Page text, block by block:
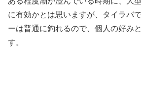
に有効かとは思いますが、タイラバ
ーは普通に釣れるので、個人の好み
す。